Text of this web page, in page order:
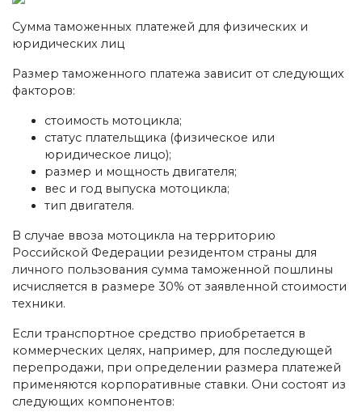
Сумма таможенных платежей для физических и
юридических лиц
Размер таможенного платежа зависит от следующих
факторов:
стоимость мотоцикла;
статус плательщика (физическое или
юридическое лицо);
размер и мощность двигателя;
вес и год выпуска мотоцикла;
тип двигателя.
В случае ввоза мотоцикла на территорию
Российской Федерации резидентом страны для
личного пользования сумма таможенной пошлины
исчисляется в размере 30% от заявленной стоимости
техники.
Если транспортное средство приобретается в
коммерческих целях, например, для последующей
перепродажи, при определении размера платежей
применяются корпоративные ставки. Они состоят из
следующих компонентов: